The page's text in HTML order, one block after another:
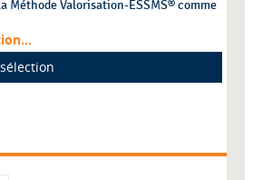
Méthode Valorisation-ESSMS® comme